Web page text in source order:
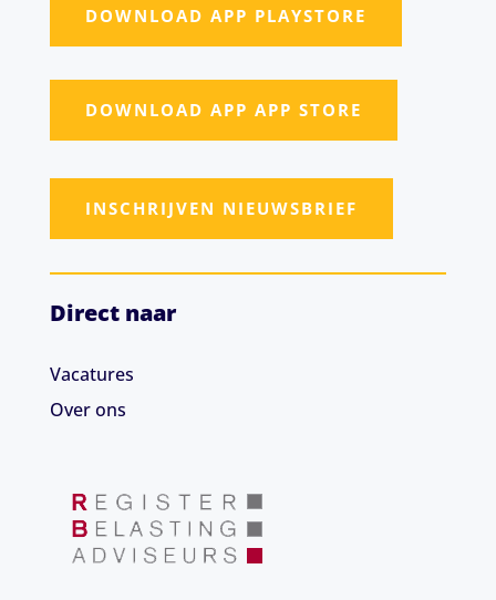
DOWNLOAD APP PLAYSTORE
DOWNLOAD APP APP STORE
INSCHRIJVEN NIEUWSBRIEF
Direct naar
Vacatures
Over ons